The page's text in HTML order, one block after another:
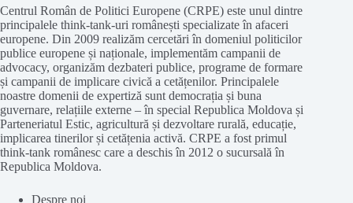
Centrul Român de Politici Europene (CRPE) este unul dintre
principalele think-tank-uri românești specializate în afaceri
europene. Din 2009 realizăm cercetări în domeniul politicilor
publice europene și naționale, implementăm campanii de
advocacy, organizăm dezbateri publice, programe de formare
și campanii de implicare civică a cetățenilor. Principalele
noastre domenii de expertiză sunt democrația și buna
guvernare, relațiile externe – în special Republica Moldova și
Parteneriatul Estic, agricultură și dezvoltare rurală, educație,
implicarea tinerilor și cetățenia activă. CRPE a fost primul
think-tank românesc care a deschis în 2012 o sucursală în
Republica Moldova.
Despre noi